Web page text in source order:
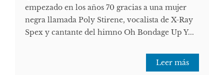
empezado en los años 70 gracias a una mujer
negra llamada Poly Stirene, vocalista de X-Ray
Spex y cantante del himno Oh Bondage Up Y...
Leer más